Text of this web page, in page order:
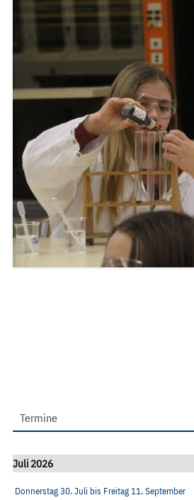
Termine
Juli 2026
Donnerstag 30. Juli bis Freitag 11. September